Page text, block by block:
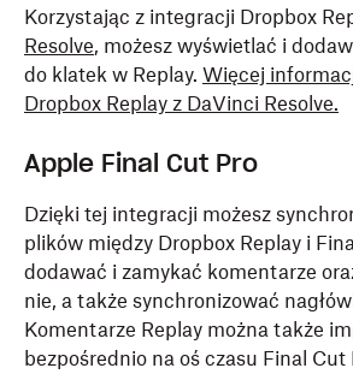
Korzystając z integracji Dropbox
Resolve, możesz wyświetlać i
do klatek w Replay. Więcej
Dropbox Replay z DaVinci Resolve.
Apple Final Cut Pro
Dzięki tej integracji możesz
plików między Dropbox Replay i
dodawać i zamykać komentarze
nie, a także synchronizować
Komentarze Replay można także
bezpośrednio na oś czasu Final Cut